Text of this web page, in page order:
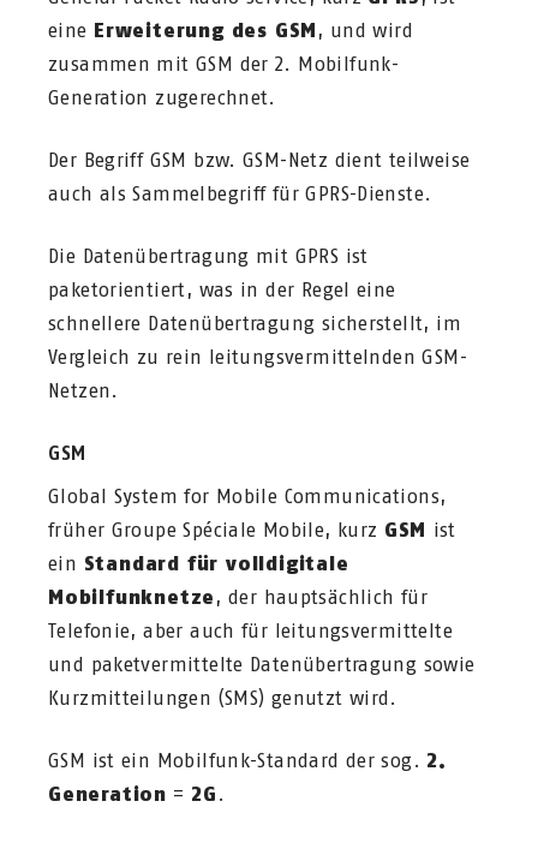
eine Erweiterung des GSM , und wird
zusammen mit GSM der 2. Mobilfunk-
Generation zugerechnet.
Der Begriff GSM bzw. GSM-Netz dient teilweise
auch als Sammelbegriff für GPRS-Dienste.
Die Datenübertragung mit GPRS ist
paketorientiert, was in der Regel eine
schnellere Datenübertragung sicherstellt, im
Vergleich zu rein leitungsvermittelnden GSM-
Netzen.
GSM
Global System for Mobile Communications,
früher Groupe Spéciale Mobile, kurz GSM ist
ein Standard für volldigitale
Mobilfunknetze , der hauptsächlich für
Telefonie, aber auch für leitungsvermittelte
und paketvermittelte Datenübertragung sowie
Kurzmitteilungen (SMS) genutzt wird.
GSM ist ein Mobilfunk-Standard der sog. 2.
Generation = 2G .